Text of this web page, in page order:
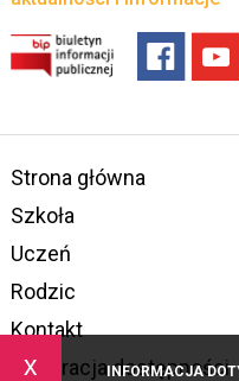
x INFORMACJA
Strona główna
Szkoła
Uczeń
Rodzic
Kontakt
Deklaracja dostępności